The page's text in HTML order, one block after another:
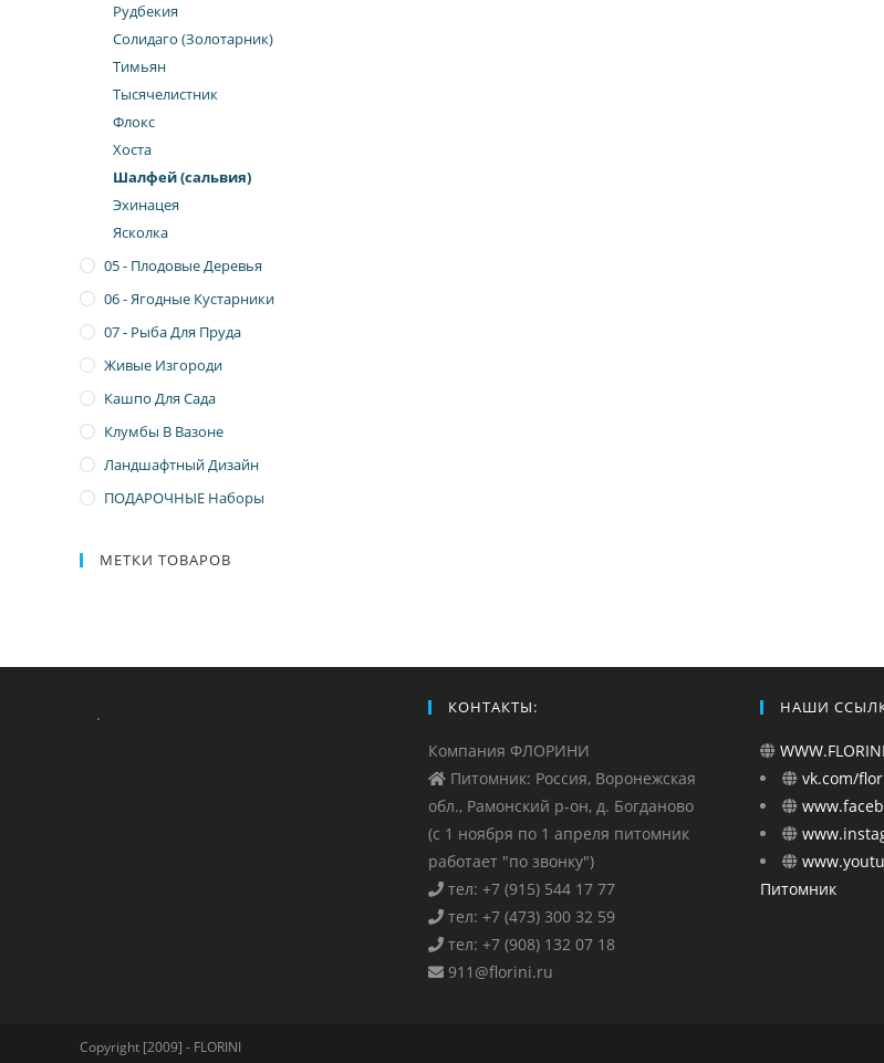
Рудбекия
Солидаго (Золотарник)
Тимьян
Тысячелистник
Флокс
Хоста
Шалфей (сальвия)
Эхинацея
Ясколка
05 - Плодовые Деревья
06 - Ягодные Кустарники
07 - Рыба Для Пруда
Живые Изгороди
Кашпо Для Сада
Клумбы В Вазоне
Ландшафтный Дизайн
ПОДАРОЧНЫЕ Наборы
МЕТКИ ТОВАРОВ
. КОНТАКТЫ:
Компания ФЛОРИНИ
Питомник: Россия, Воронежская
обл., Рамонский р-он, д. Богданово
(с 1 ноября по 1 апреля питомник
работает "по звонку")
тел: +7 (915) 544 17 77
тел: +7 (473) 300 32 59
тел: +7 (908) 132 07 18
911@florini.ru
НАШИ
vk.com/
Питомник
Copyright [2009] - FLORINI